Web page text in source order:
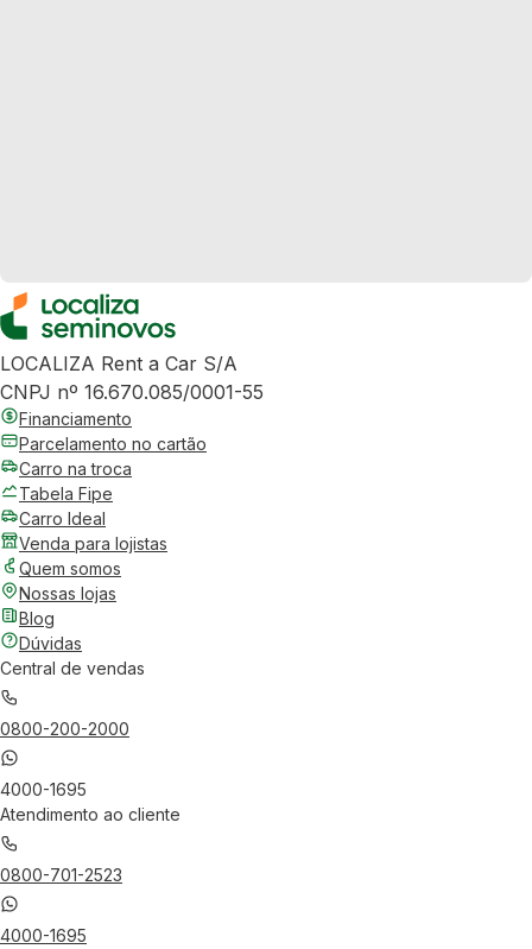
LOCALIZA Rent a Car S/A
CNPJ nº 16.670.085/0001-55
Financiamento
Parcelamento no cartão
Carro na troca
Tabela Fipe
Carro Ideal
Venda para lojistas
Quem somos
Nossas lojas
Blog
Dúvidas
Central de vendas
0800-200-2000
4000-1695
Atendimento ao cliente
0800-701-2523
4000-1695